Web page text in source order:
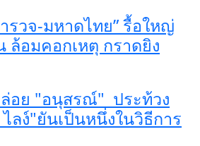
รวจ-มหาดไทย” รื้อใหญ่
ล้อมคอกเหตุ กราดยิง
อย "อนุสรณ์" ประท้วง
ลง์"ยันเป็นหนึ่งในวิธีการ